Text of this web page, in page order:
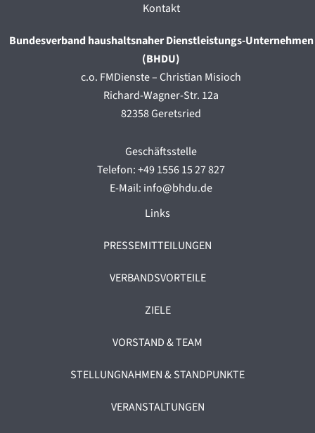
Kontakt
Bundesverband haushaltsnaher Dienstleistungs-Unternehmen
(BHDU)
c.o. FMDienste – Christian Misioch
Richard-Wagner-Str. 12a
82358 Geretsried
Geschäftsstelle
Telefon: +49 1556 15 27 827
E-Mail: info@bhdu.de
Links
PRESSEMITTEILUNGEN
VERBANDSVORTEILE
ZIELE
VORSTAND & TEAM
STELLUNGNAHMEN & STANDPUNKTE
VERANSTALTUNGEN